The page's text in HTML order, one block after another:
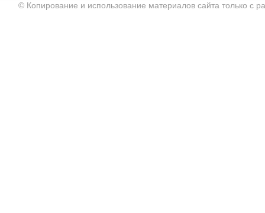
© Копирование и использование материалов сайта только с